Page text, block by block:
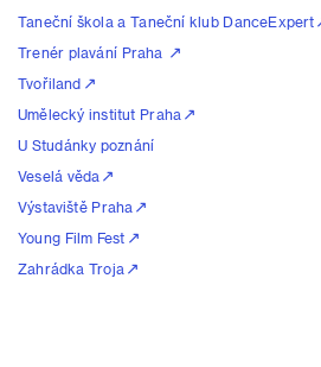
Taneční škola a Taneční klub DanceExpert
Trenér plavání Praha
Tvořiland
Umělecký institut Praha
U Studánky poznání
Veselá věda
Výstaviště Praha
Young Film Fest
Zahrádka Troja